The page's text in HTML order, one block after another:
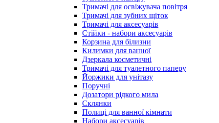
Тримачі для освіжувача повітря
Тримачі для зубних щіток
Тримачі для аксесуарів
Стійки - набори аксесуарів
Корзина для білизни
Килимки для ванної
Дзеркала косметичні
Тримачі для туалетного паперу
Йоржики для унітазу
Поручні
Дозатори рідкого мила
Склянки
Полиці для ванної кімнати
Набори аксесуарів